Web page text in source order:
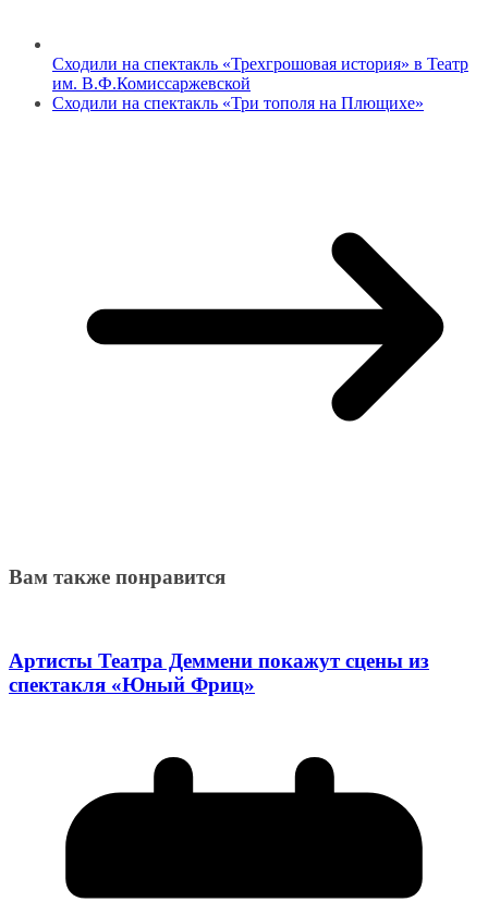
Сходили на спектакль «Трехгрошовая история» в Театр
им. В.Ф.Комиссаржевской
Сходили на спектакль «Три тополя на Плющихе»
Вам также понравится
Артисты Театра Деммени покажут сцены из
спектакля «Юный Фриц»